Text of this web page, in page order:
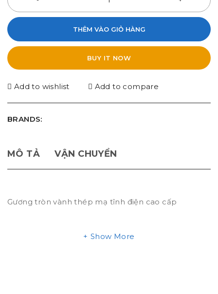
THÊM VÀO GIỎ HÀNG
BUY IT NOW
Add to wishlist Add to compare
BRANDS:
MÔ TẢ VẬN CHUYỂN
Gương tròn vành thép mạ tĩnh điện cao cấp
Show More